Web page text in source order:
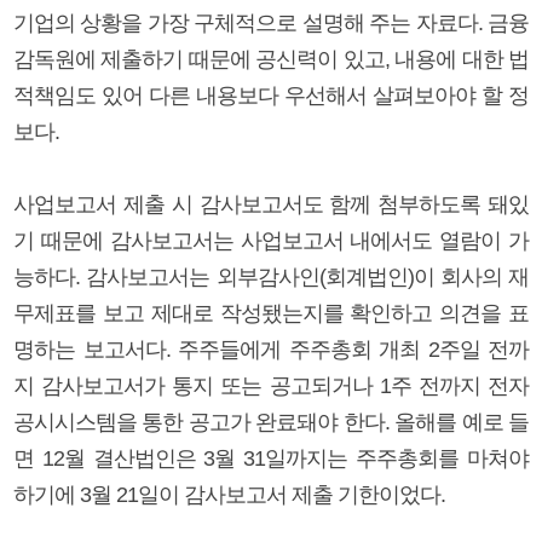
기업의 상황을 가장 구체적으로 설명해 주는 자료다. 금융
감독원에 제출하기 때문에 공신력이 있고, 내용에 대한 법
적책임도 있어 다른 내용보다 우선해서 살펴보아야 할 정
보다.
사업보고서 제출 시 감사보고서도 함께 첨부하도록 돼있
기 때문에 감사보고서는 사업보고서 내에서도 열람이 가
능하다. 감사보고서는 외부감사인(회계법인)이 회사의 재
무제표를 보고 제대로 작성됐는지를 확인하고 의견을 표
명하는 보고서다. 주주들에게 주주총회 개최 2주일 전까
지 감사보고서가 통지 또는 공고되거나 1주 전까지 전자
공시시스템을 통한 공고가 완료돼야 한다. 올해를 예로 들
면 12월 결산법인은 3월 31일까지는 주주총회를 마쳐야
하기에 3월 21일이 감사보고서 제출 기한이었다.